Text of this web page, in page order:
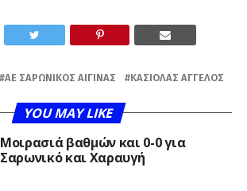
AE ΣΑΡΩΝΙΚΌΣ ΑΊΓΙΝΑΣ ΚΑΣΙΌΛΑΣ ΆΓΓΕΛΟΣ
YOU MAY LIKE
Μοιρασιά βαθμών και 0-0 για
Σαρωνικό και Χαραυγή